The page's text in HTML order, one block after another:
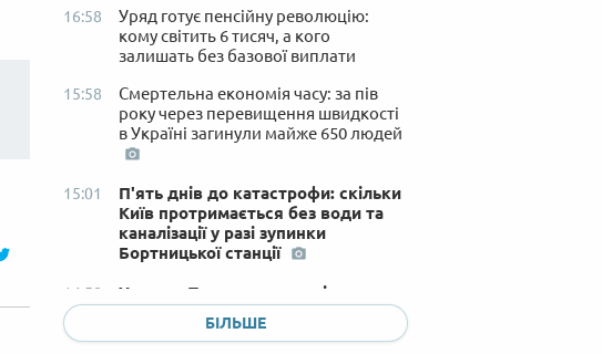
16:58
Уряд готує пенсійну революцію:
кому світить 6 тисяч, а кого
залишать без базової виплати
15:58
Смертельна економія часу: за пів
року через перевищення швидкості
в Україні загинули майже 650 людей
15:01
П'ять днів до катастрофи: скільки
Київ протримається без води та
каналізації у разі зупинки
Бортницької станції
14:58
Удар по Павлограду: росіяни
компаній, загинула людина
БІЛЬШЕ